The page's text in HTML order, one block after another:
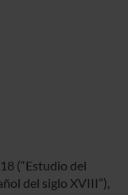
(“Estudio del
del siglo XVIII”),